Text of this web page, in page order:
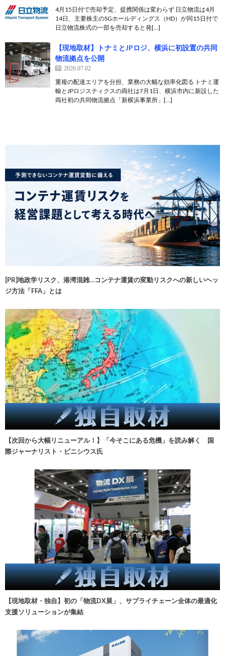
4月15日付で売却予定、提携関係は変わらず 日立物流は4月
14日、主要株主のSGホールディングス（HD）が同15日付で
日立物流株式の一部を売却すると発[…]
【現地取材】トナミとJPロジ、横浜に初設置の共同
物流拠点を公開
2026.07.02
重複の配達エリアを分担、業務の大幅な効率化図る トナミ運
輸とJPロジスティクスの両社は7月1日、横浜市内に新設した
両社初の共同物流拠点「新横浜事業所」[…]
[PR]地政学リスク、港湾混雑…コンテナ運賃の変動リスクへの新しいヘッ
ジ方法「FFA」とは
【次回から大幅リニューアル！】「今そこにある危機」を読み解く 国
際ジャーナリスト・ビニシウス氏
【現地取材・独自】初の「物流DX展」、サプライチェーン全体の最適化
支援ソリューションが集結